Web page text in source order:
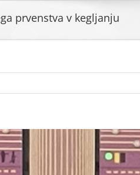
prvenstva v kegljanju